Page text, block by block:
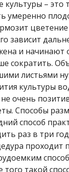
–
умеренно
зависит
и
сократить.
листьями
культуры
очень
Способы
способ
раз в три
проходит
такой